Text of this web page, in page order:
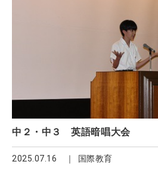
中２・中３ 英語暗唱大会
2025.07.16 国際教育